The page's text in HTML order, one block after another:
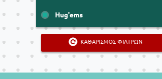
Hug'ems
ΚΑΘΑΡΙΣΜΟΣ ΦΙΛΤΡΩΝ